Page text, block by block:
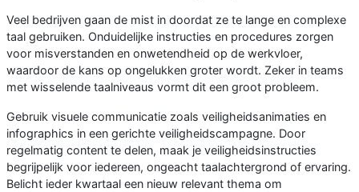
Veel bedrijven gaan de mist in doordat ze te lange en complexe
taal gebruiken. Onduidelijke instructies en procedures zorgen
voor misverstanden en onwetendheid op de werkvloer,
waardoor de kans op ongelukken groter wordt. Zeker in teams
met wisselende taalniveaus vormt dit een groot probleem.
Gebruik visuele communicatie zoals veiligheidsanimaties en
infographics in een gerichte veiligheidscampagne. Door
regelmatig content te delen, maak je veiligheidsinstructies
begrijpelijk voor iedereen, ongeacht taalachtergrond of ervaring.
Belicht ieder kwartaal een nieuw relevant thema om